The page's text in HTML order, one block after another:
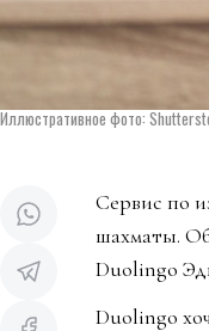
Иллюстративное фото:
Сервис по
шахматы.
Duolingo
Duolingo